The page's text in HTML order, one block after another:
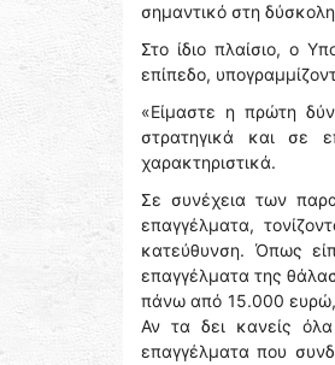
σημαντικό στη
Στο ίδιο πλαίσιο, ο
επίπεδο,
«Είμαστε η πρώτη
στρατηγικά και σε
χαρακτηριστικά.
Σε συνέχεια των
επαγγέλματα,
κατεύθυνση. Όπως
επαγγέλματα της
πάνω από 15.000 ευρώ,
Αν τα δει κανείς όλα
επαγγέλματα που